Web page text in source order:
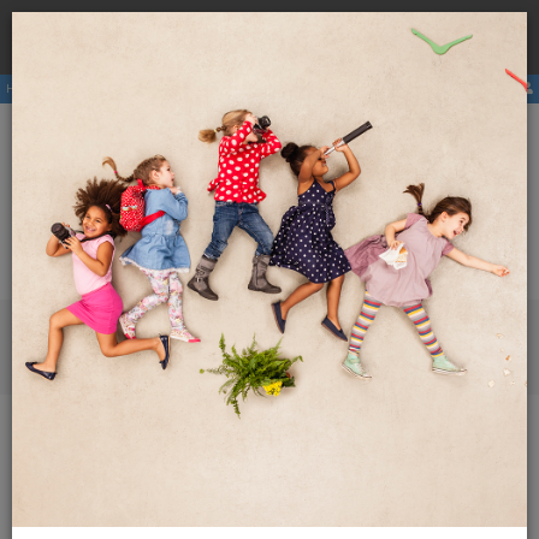
pri nas ter se izognite višji ceni zaradi
Hostli
Meni
Revija Globetrotter 2020
Maj 2020
Spoznaj Maroko s pomočjo Hostelling International – 3.
del
Hostelling International –